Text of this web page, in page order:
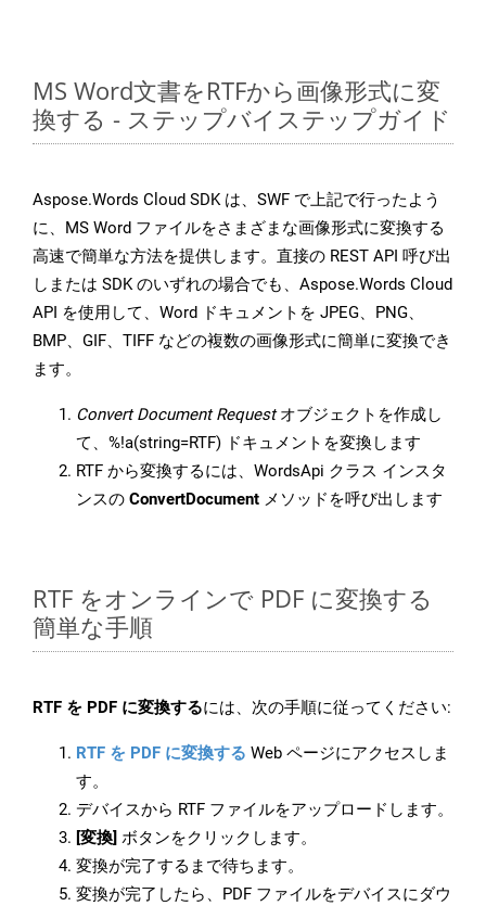
MS Word文書をRTFから画像形式に変
換する - ステップバイステップガイド
Aspose.Words Cloud SDK は、SWF で上記で行ったよう
に、MS Word ファイルをさまざまな画像形式に変換する
高速で簡単な方法を提供します。直接の REST API 呼び出
しまたは SDK のいずれの場合でも、Aspose.Words Cloud
API を使用して、Word ドキュメントを JPEG、PNG、
BMP、GIF、TIFF などの複数の画像形式に簡単に変換でき
ます。
Convert Document Requestオブジェクトを作成し
て、%!a(string=RTF) ドキュメントを変換します
RTF から変換するには、WordsApi クラス インスタ
ンスの ConvertDocument メソッドを呼び出します
RTF をオンラインで PDF に変換する
簡単な手順
RTF を PDF に変換するには、次の手順に従ってください:
RTF を PDF に変換する Web ページにアクセスしま
す。
デバイスから RTF ファイルをアップロードします。
[変換] ボタンをクリックします。
変換が完了するまで待ちます。
変換が完了したら、PDF ファイルをデバイスにダウ